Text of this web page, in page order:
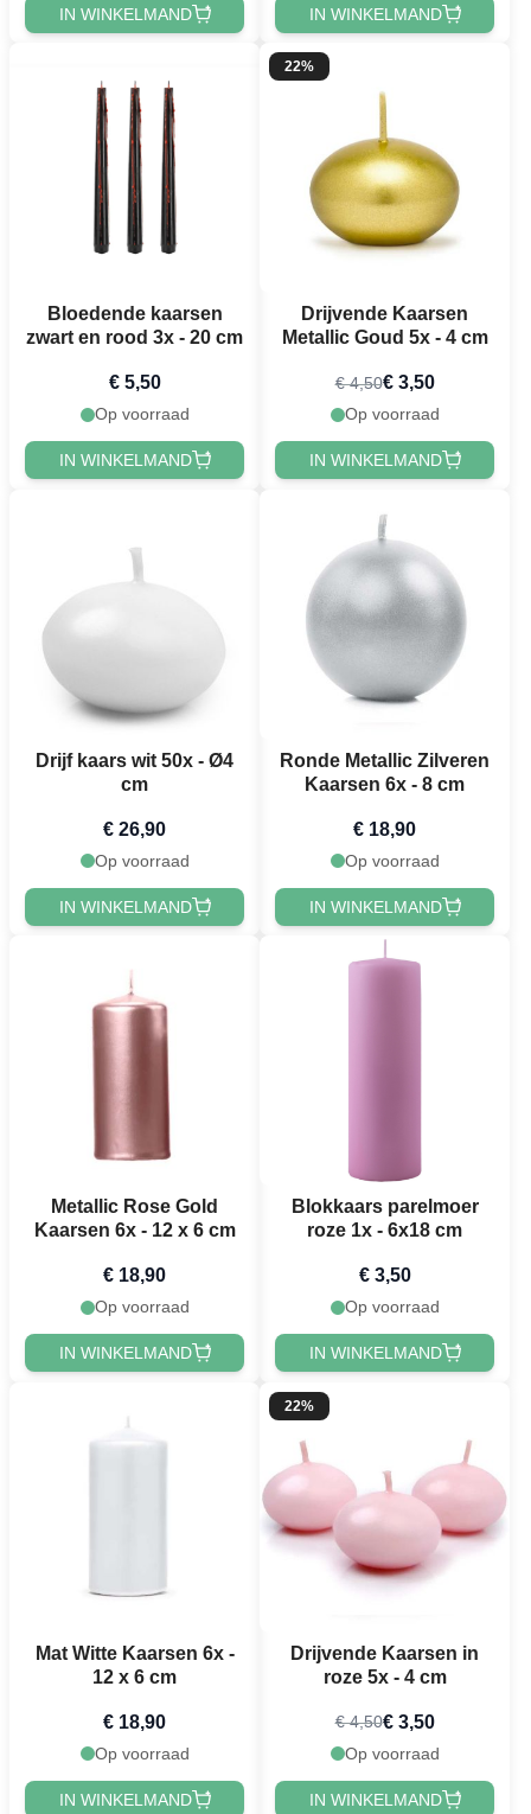
IN WINKELMAND IN WINKELMAND
Bloedende kaarsen
zwart en rood 3x - 20 cm
€ 5,50
Op voorraad
IN WINKELMAND
22%
Drijvende Kaarsen
Metallic Goud 5x - 4 cm
€ 4,50€ 3,50
Op voorraad
IN WINKELMAND
Drijf kaars wit 50x - Ø4
cm
€ 26,90
Op voorraad
IN WINKELMAND
Ronde Metallic Zilveren
Kaarsen 6x - 8 cm
€ 18,90
Op voorraad
IN WINKELMAND
Metallic Rose Gold
Kaarsen 6x - 12 x 6 cm
€ 18,90
Op voorraad
IN WINKELMAND
Blokkaars parelmoer
roze 1x - 6x18 cm
€ 3,50
Op voorraad
IN WINKELMAND
Mat Witte Kaarsen 6x -
12 x 6 cm
€ 18,90
Op voorraad
IN WINKELMAND
22%
Drijvende Kaarsen in
roze 5x - 4 cm
€ 4,50€ 3,50
Op voorraad
IN WINKELMAND